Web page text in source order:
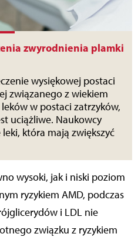
zwyrodnienia plamki
wysiękowej postaci
związanego z wiekiem
w postaci zatrzyków,
uciążliwe. Naukowcy
która mają zwiększyć
wysoki, jak i niski poziom
ryzykiem AMD, podczas
i LDL nie
związku z ryzykiem